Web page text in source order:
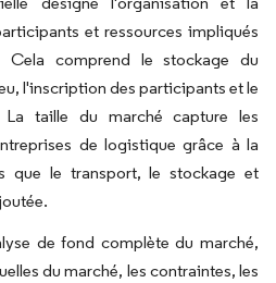
et ressources impliqués
Cela comprend le stockage du
l'inscription des participants et le
La taille du marché capture les
de logistique grâce à la
que le transport, le stockage et
de fond complète du marché,
du marché, les contraintes, les